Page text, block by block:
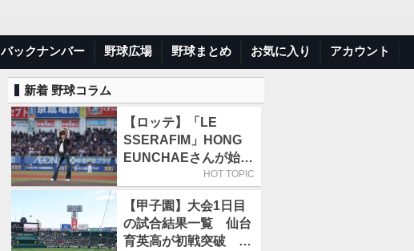
バックナンバー 野球広場 野球まとめ お気に入り アカウント
新着 野球コラム
【ロッテ】「LE
SSERAFIM」HONG
EUNCHAEさんが始球
式「この場に立てて本
日の西武戦（ZOZOマ
リン）
HOT TOPIC
【甲子園】大会1日目
の試合結果一覧 仙台
育英高が初戦突破 4